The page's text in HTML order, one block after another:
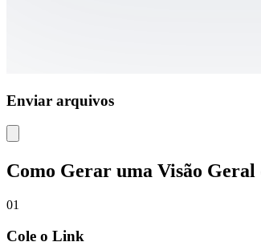
Enviar arquivos
Como Gerar uma Visão
01
Cole o Link